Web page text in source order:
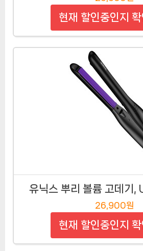
현재 할인중인지 확
유닉스 뿌리 볼륨 고데
26,900원
현재 할인중인지 확